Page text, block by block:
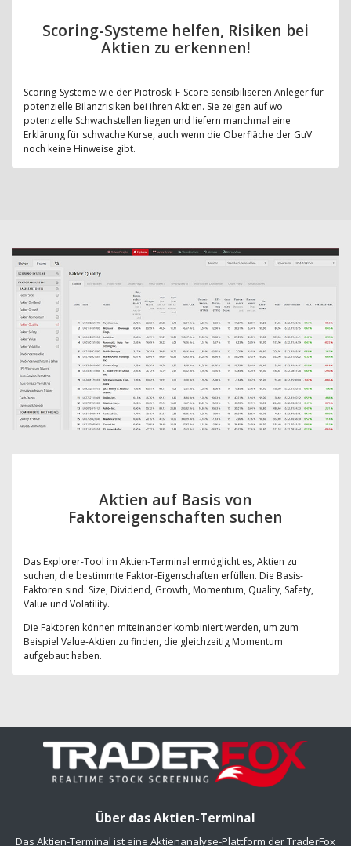
Scoring-Systeme helfen, Risiken bei
Aktien zu erkennen!
Scoring-Systeme wie der Piotroski F-Score sensibiliseren Anleger für
potenzielle Bilanzrisiken bei ihren Aktien. Sie zeigen auf wo
potenzielle Schwachstellen liegen und liefern manchmal eine
Erklärung für schwache Kurse, auch wenn die Oberfläche der GuV
noch keine Hinweise gibt.
Aktien auf Basis von
Faktoreigenschaften suchen
Das Explorer-Tool im Aktien-Terminal ermöglicht es, Aktien zu
suchen, die bestimmte Faktor-Eigenschaften erfüllen. Die Basis-
Faktoren sind: Size, Dividend, Growth, Momentum, Quality, Safety,
Value und Volatility.
Die Faktoren können miteinander kombiniert werden, um zum
Beispiel Value-Aktien zu finden, die gleichzeitig Momentum
aufgebaut haben.
Über das Aktien-Terminal
Das Aktien-Terminal ist eine Aktienanalyse-Plattform der TraderFox